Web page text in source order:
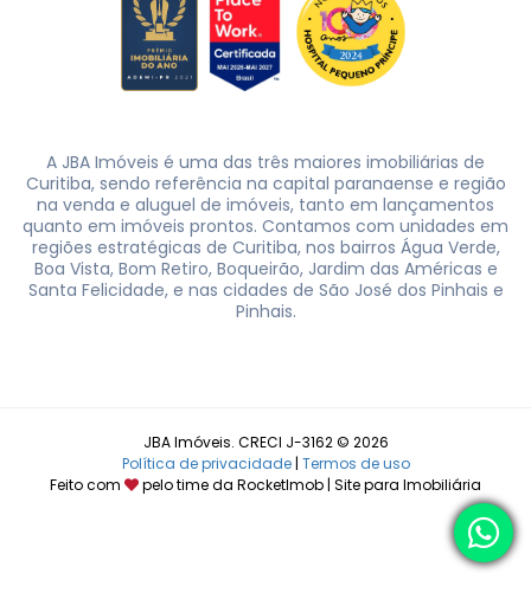
A JBA Imóveis é uma das três maiores imobiliárias de
Curitiba, sendo referência na capital paranaense e região
na venda e aluguel de imóveis, tanto em lançamentos
quanto em imóveis prontos. Contamos com unidades em
regiões estratégicas de Curitiba, nos bairros Água Verde,
Boa Vista, Bom Retiro, Boqueirão, Jardim das Américas e
Santa Felicidade, e nas cidades de São José dos Pinhais e
Pinhais.
JBA Imóveis. CRECI J-3162 © 2026
Política de privacidade| Termos de uso
Feito com
pelo time da RocketImob | Site para Imobiliária